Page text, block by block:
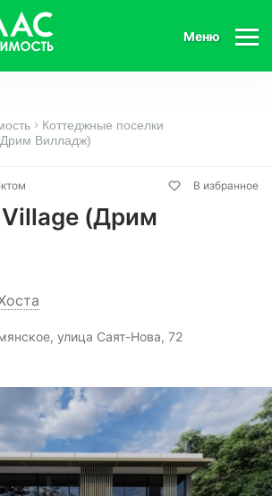
Меню
Коттеджные поселки
Вилладж)
В избранное
(Дрим
улица Саят-Нова, 72